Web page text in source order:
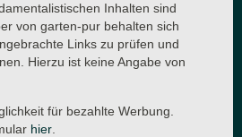
Inhalten sind
von garten-pur behalten sich
Links zu prüfen und
Hierzu ist keine Angabe von
für bezahlte Werbung.
hier